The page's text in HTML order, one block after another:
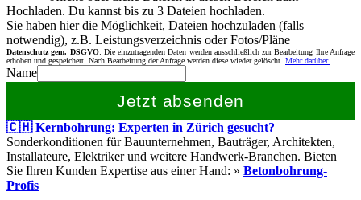
Hochladen. Du kannst bis zu 3 Dateien hochladen.
Sie haben hier die Möglichkeit, Dateien hochzuladen (falls
notwendig), z.B. Leistungsverzeichnis oder Fotos/Pläne
Datenschutz gem. DSGVO: Die einzutragenden Daten werden ausschließlich zur Bearbeitung Ihre Anfrage
erhoben und gespeichert. Nach Bearbeitung der Anfrage werden diese wieder gelöscht. Mehr darüber.
Name
Jetzt absenden
🇨🇭 Kernbohrung: Experten in Zürich gesucht?
Sonderkonditionen für Bauunternehmen, Bauträger, Architekten,
Installateure, Elektriker und weitere Handwerk-Branchen. Bieten
Sie Ihren Kunden Expertise aus einer Hand: » Betonbohrung-
Profis